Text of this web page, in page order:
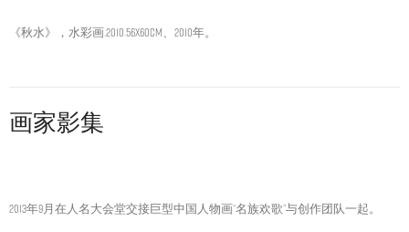
《秋水》，水彩画.2010.56X60CM、2010年。
画家影集
2013年9月在人名大会堂交接巨型中国人物画“名族欢歌”与创作团队一起。